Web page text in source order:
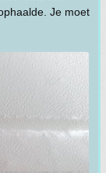
Je moet